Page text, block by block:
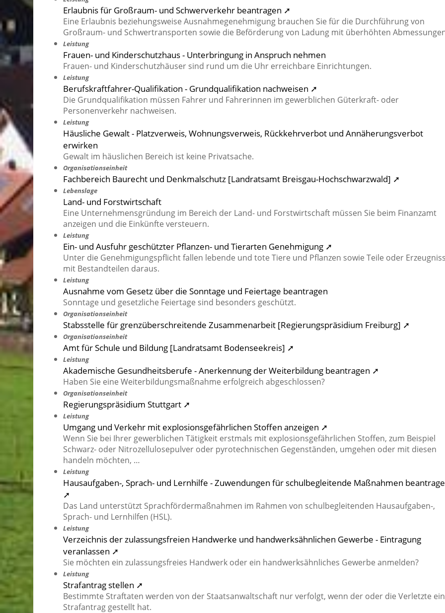
Erlaubnis für Großraum- und Schwerverkehr beantragen ➚
Eine Erlaubnis beziehungsweise Ausnahmegenehmigung brauchen Sie für die Durchführung von
Großraum- und Schwertransporten sowie die Beförderung von Ladung mit überhöhten
Leistung
Frauen- und Kinderschutzhaus - Unterbringung in Anspruch nehmen
Frauen- und Kinderschutzhäuser sind rund um die Uhr erreichbare Einrichtungen.
Leistung
Berufskraftfahrer-Qualifikation - Grundqualifikation nachweisen ➚
Die Grundqualifikation müssen Fahrer und Fahrerinnen im gewerblichen Güterkraft- oder
Personenverkehr nachweisen.
Leistung
Häusliche Gewalt - Platzverweis, Wohnungsverweis, Rückkehrverbot und Annäherungsverbot
erwirken
Gewalt im häuslichen Bereich ist keine Privatsache.
Organisationseinheit
Fachbereich Baurecht und Denkmalschutz [Landratsamt Breisgau-Hochschwarzwald] ➚
Lebenslage
Land- und Forstwirtschaft
Eine Unternehmensgründung im Bereich der Land- und Forstwirtschaft müssen Sie beim Finanzamt
anzeigen und die Einkünfte versteuern.
Leistung
Ein- und Ausfuhr geschützter Pflanzen- und Tierarten Genehmigung ➚
Unter die Genehmigungspflicht fallen lebende und tote Tiere und Pflanzen sowie Teile oder
mit Bestandteilen daraus.
Leistung
Ausnahme vom Gesetz über die Sonntage und Feiertage beantragen
Sonntage und gesetzliche Feiertage sind besonders geschützt.
Organisationseinheit
Stabsstelle für grenzüberschreitende Zusammenarbeit [Regierungspräsidium Freiburg] ➚
Organisationseinheit
Amt für Schule und Bildung [Landratsamt Bodenseekreis] ➚
Leistung
Akademische Gesundheitsberufe - Anerkennung der Weiterbildung beantragen ➚
Haben Sie eine Weiterbildungsmaßnahme erfolgreich abgeschlossen?
Organisationseinheit
Regierungspräsidium Stuttgart ➚
Leistung
Umgang und Verkehr mit explosionsgefährlichen Stoffen anzeigen ➚
Wenn Sie bei Ihrer gewerblichen Tätigkeit erstmals mit explosionsgefährlichen Stoffen, zum Beispiel
Schwarz- oder Nitrozellulosepulver oder pyrotechnischen Gegenständen, umgehen oder mit diesen
handeln möchten, …
Leistung
Hausaufgaben-, Sprach- und Lernhilfe - Zuwendungen für schulbegleitende Maßnahmen
➚
Das Land unterstützt Sprachfördermaßnahmen im Rahmen von schulbegleitenden Hausaufgaben-,
Sprach- und Lernhilfen (HSL).
Leistung
Verzeichnis der zulassungsfreien Handwerke und handwerksähnlichen Gewerbe - Eintragung
veranlassen ➚
Sie möchten ein zulassungsfreies Handwerk oder ein handwerksähnliches Gewerbe anmelden?
Leistung
Strafantrag stellen ➚
Bestimmte Straftaten werden von der Staatsanwaltschaft nur verfolgt, wenn der oder die Verletzte
Strafantrag gestellt hat.